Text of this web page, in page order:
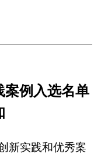
案例入选名单
新实践和优秀案